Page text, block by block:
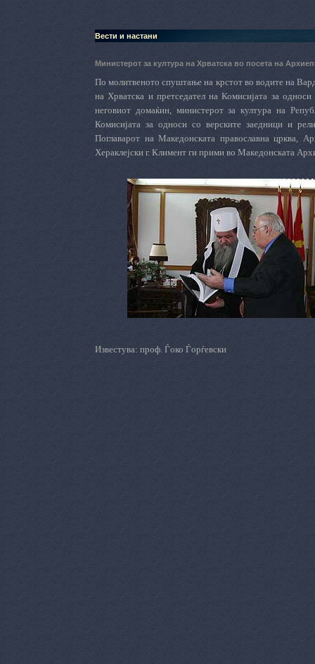
Вести и настани
Министерот за култура на Хрватска во посета на
По молитвеното спуштање на крстот во водите на
на Хрватска и претседател на Комисијата за
неговиот домаќин, министерот за култура на
Комисијата за односи со верските заедници и
Поглаварот на Македонската православна црква,
Хераклејски г. Климент ги прими во Македонската
Известува: проф. Ѓоко Ѓорѓевски